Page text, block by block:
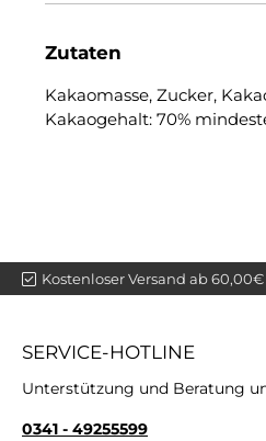
Zutaten
Kakaomasse, Zucker,
Kakaogehalt: 70%
Kostenloser Versand ab 60,00€
SERVICE-HOTLINE
Unterstützung und Beratung
0341 - 49255599